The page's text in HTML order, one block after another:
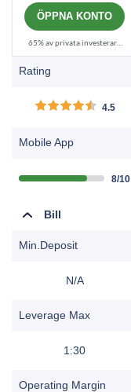
ÖPPNA KONTO
65% av privata investerare
med CFD:er hos denna
Rating
4.5
Mobile App
8/10
Bill
Min.Deposit
N/A
Leverage Max
1:30
Operating Margin